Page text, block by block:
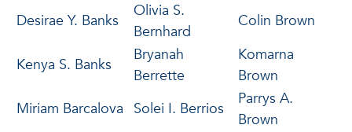
Desirae Y. Banks
Olivia S.
Bernhard
Colin Brown
Kenya S. Banks
Bryanah
Berrette
Komarna
Brown
Miriam Barcalova Solei I. Berrios
Parrys A.
Brown